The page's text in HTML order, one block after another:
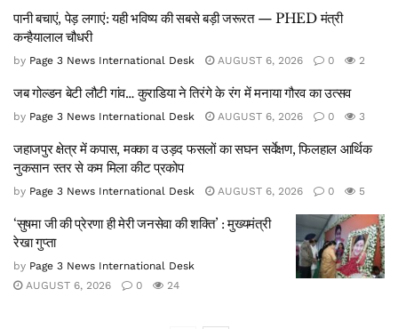
पानी बचाएं, पेड़ लगाएं: यही भविष्य की सबसे बड़ी जरूरत — PHED मंत्री
कन्हैयालाल चौधरी
by Page 3 News International Desk AUGUST 6, 2026 0 2
जब गोल्डन बेटी लौटी गांव… कुराडिया ने तिरंगे के रंग में मनाया गौरव का उत्सव
by Page 3 News International Desk AUGUST 6, 2026 0 3
जहाजपुर क्षेत्र में कपास, मक्का व उड़द फसलों का सघन सर्वेक्षण, फिलहाल आर्थिक
नुकसान स्तर से कम मिला कीट प्रकोप
by Page 3 News International Desk AUGUST 6, 2026 0 5
‘सुषमा जी की प्रेरणा ही मेरी जनसेवा की शक्ति’ : मुख्यमंत्री
रेखा गुप्ता
by Page 3 News International Desk
AUGUST 6, 2026
0 24